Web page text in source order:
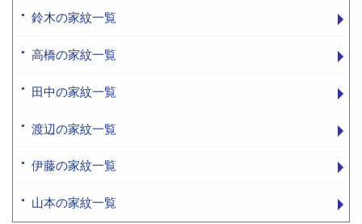
鈴木の家紋一覧
高橋の家紋一覧
田中の家紋一覧
渡辺の家紋一覧
伊藤の家紋一覧
山本の家紋一覧